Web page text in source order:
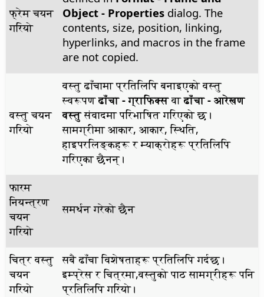
फ्रेम चयन
गरियो
Object - Propertiesdialog. The
contents, size, position, linking,
hyperlinks, and macros in the frame
are not copied.
वस्तु चयन
गरियो
वस्तु ढाँचामा प्रतिलिपि बनाइएको वस्तु
स्वरूपणढाँचा - ग्राफिक्सवाढाँचा - आरेखण
वस्तुसंवादमा परिभाषित गरिएको छ।
सामग्रीमा आकार, आकार, स्थिति,
हाइपरलिङ्कहरू र म्याक्रोहरू प्रतिलिपि
गरिएका छैनन्।
फारम
नियन्त्रण
चयन
गरियो
समर्थन गरेको छैन
चित्र वस्तु
चयन
गरियो
सबै ढाँचा विशेषताहरू प्रतिलिपि गर्दछ।
इम्प्रेस र चित्रमा,वस्तुको पाठ सामग्रीहरू पनि
प्रतिलिपि गरियो।